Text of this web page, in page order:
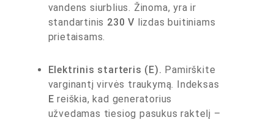
vandens siurblius. Žinoma, yra ir
standartinis 230 V lizdas buitiniams
prietaisams.
Elektrinis starteris (E). Pamirškite
varginantį virvės traukymą. Indeksas
E reiškia, kad generatorius
užvedamas tiesiog pasukus raktelį –